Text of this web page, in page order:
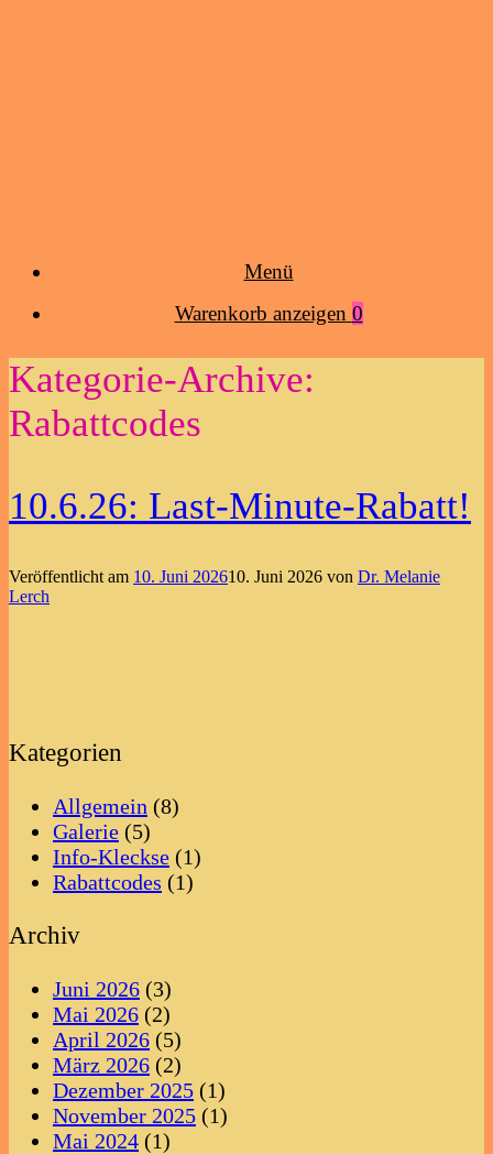
Menü
Warenkorb
Warenkorb anzeigen 0
Kategorie-Archive:
Rabattcodes
10.6.26: Last-Minute-Rabatt!
Veröffentlicht am 10. Juni 202610. Juni 2026 von Dr. Melanie
Lerch
Kategorien
Allgemein (8)
Galerie (5)
Info-Kleckse (1)
Rabattcodes (1)
Archiv
Juni 2026 (3)
Mai 2026 (2)
April 2026 (5)
März 2026 (2)
Dezember 2025 (1)
November 2025 (1)
Mai 2024 (1)